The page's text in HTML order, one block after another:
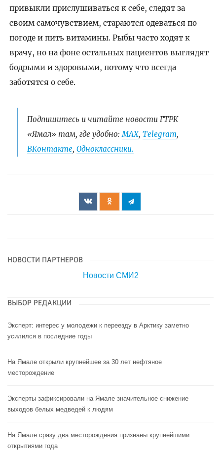
привыкли прислушиваться к себе, следят за
своим самочувствием, стараются одеваться по
погоде и пить витамины. Рыбы часто ходят к
врачу, но на фоне остальных пациентов выглядят
бодрыми и здоровыми, потому что всегда
заботятся о себе.
Подпишитесь и читайте новости ГТРК
«Ямал» там, где удобно: МАХ, Telegram,
ВКонтакте, Одноклассники.
НОВОСТИ ПАРТНЕРОВ
Новости СМИ2
ВЫБОР РЕДАКЦИИ
Эксперт: интерес у молодежи к переезду в Арктику заметно
усилился в последние годы
На Ямале открыли крупнейшее за 30 лет нефтяное
месторождение
Эксперты зафиксировали на Ямале значительное снижение
выходов белых медведей к людям
На Ямале сразу два месторождения признаны крупнейшими
открытиями года